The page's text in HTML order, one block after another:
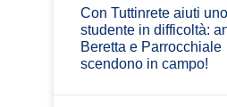
Con Tuttinrete aiuti uno
studente in difficoltà:
Beretta e Parrocchiale
scendono in campo!